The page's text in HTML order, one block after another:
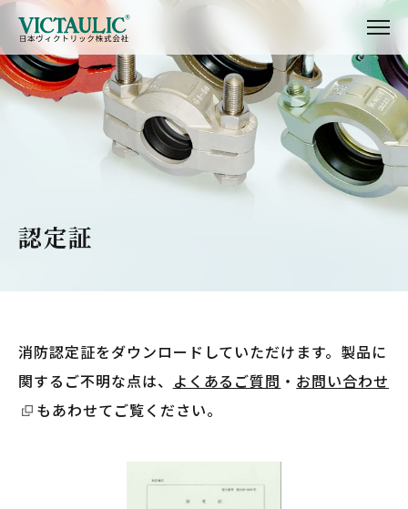
認定証
消防認定証をダウンロードしていただけます。 製品に
関するご不明な点は、 よくあるご質問 ・ お問い合わせ
もあわせてご覧ください。